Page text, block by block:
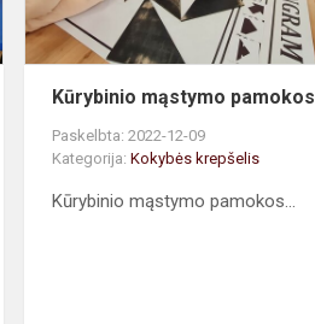
Kūrybinio mąstymo pamokos
Paskelbta: 2022-12-09
Kategorija:Kokybės krepšelis
Kūrybinio mąstymo pamokos...